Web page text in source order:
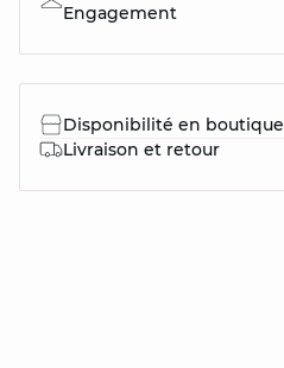
Engagement
Disponibilité en boutique
Livraison et retour